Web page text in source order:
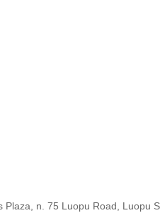
Plaza, n. 75 Luopu Road, Luopu